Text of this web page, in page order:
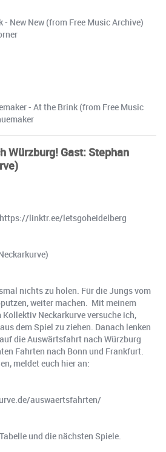
New New (from Free Music Archive)
- At the Brink (from Free Music
Würzburg! Gast: Stephan
linktr.ee/letsgoheidelberg
nichts zu holen. Für die Jungs vom
weiter machen. Mit meinem
Neckarkurve versuche ich,
dem Spiel zu ziehen. Danach lenken
die Auswärtsfahrt nach Würzburg
Fahrten nach Bonn und Frankfurt.
meldet euch hier an:
auswaertsfahrten/
und die nächsten Spiele.